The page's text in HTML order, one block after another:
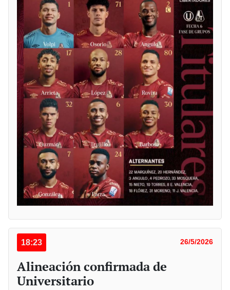
18:23 26/5/2026
Alineación confirmada de
Universitario